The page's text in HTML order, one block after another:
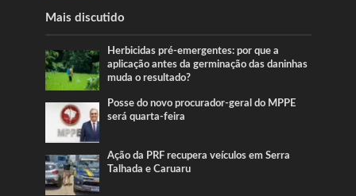
Mais discutido
Herbicidas pré-emergentes: por que a
aplicação antes da germinação das daninhas
muda o resultado?
Posse do novo procurador-geral do MPPE
será quarta-feira
Ação da PRF recupera veículos em Serra
Talhada e Caruaru